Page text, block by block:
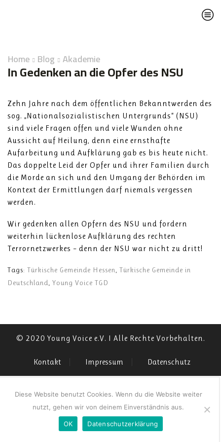
Home Blog Akademie
In Gedenken an die Opfer des NSU
Zehn Jahre nach dem öffentlichen Bekanntwerden des
sog. „Nationalsozialistischen Untergrunds“ (NSU)
sind viele Fragen offen und viele Wunden ohne
Aussicht auf Heilung, denn eine ernsthafte
Aufarbeitung und Aufklärung gab es bis heute nicht.
Das doppelte Leid der Opfer und ihrer Familien durch
die Morde an sich und den Umgang der Behörden im
Kontext der Ermittlungen darf niemals vergessen
werden.
Wir gedenken allen Opfern des NSU und fordern
weiterhin lückenlose Aufklärung des rechten
Terrornetzwerkes – denn der NSU war nicht zu dritt!
Tags: Türkische Gemeinde Hessen, Türkische Gemeinde in
Deutschland, Young Voice TGD
© 2020 Young Voice e.V. I Alle Rechte Vorbehalten.
Kontakt Impressum Datenschutz
Diese Website benutzt Cookies. Wenn du die Website weiter
nutzt, gehen wir von deinem Einverständnis aus.
OK Datenschutzerklärung